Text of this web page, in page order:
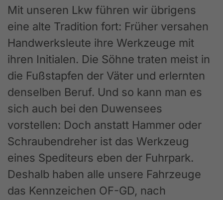
Mit unseren Lkw führen wir übrigens
eine alte Tradition fort: Früher versahen
Handwerksleute ihre Werkzeuge mit
ihren Initialen. Die Söhne traten meist in
die Fußstapfen der Väter und erlernten
denselben Beruf. Und so kann man es
sich auch bei den Duwensees
vorstellen: Doch anstatt Hammer oder
Schraubendreher ist das Werkzeug
eines Spediteurs eben der Fuhrpark.
Deshalb haben alle unsere Fahrzeuge
das Kennzeichen OF-GD, nach